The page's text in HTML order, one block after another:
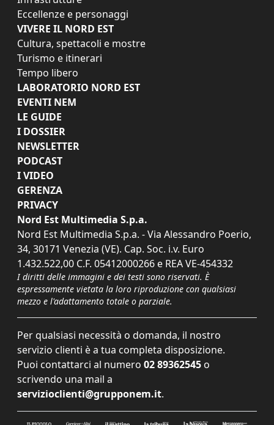
Eccellenze e personaggi
VIVERE IL NORD EST
Cultura, spettacoli e mostre
Turismo e itinerari
Tempo libero
LABORATORIO NORD EST
EVENTI NEM
LE GUIDE
I DOSSIER
NEWSLETTER
PODCAST
I VIDEO
GERENZA
PRIVACY
Nord Est Multimedia S.p.a.
Nord Est Multimedia S.p.a. - Via Alessandro Poerio,
34, 30171 Venezia (VE). Cap. Soc. i.v. Euro
1.432.522,00 C.F. 05412000266 e REA VE-454332
I diritti delle immagini e dei testi sono riservati. È
espressamente vietata la loro riproduzione con qualsiasi
mezzo e l'adattamento totale o parziale.
Per qualsiasi necessità o domanda, il nostro
servizio clienti è a tua completa disposizione.
Puoi contattarci al numero 02 89362545 o
scrivendo una mail a
servizioclienti@grupponem.it.